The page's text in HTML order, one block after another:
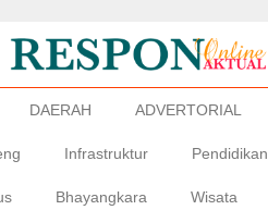
DAERAH ADVERTORIAL
Infrastruktur Pendidikan
Bhayangkara Wisata